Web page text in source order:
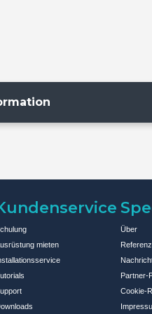
mieten
Über
Partner-
Cookie-